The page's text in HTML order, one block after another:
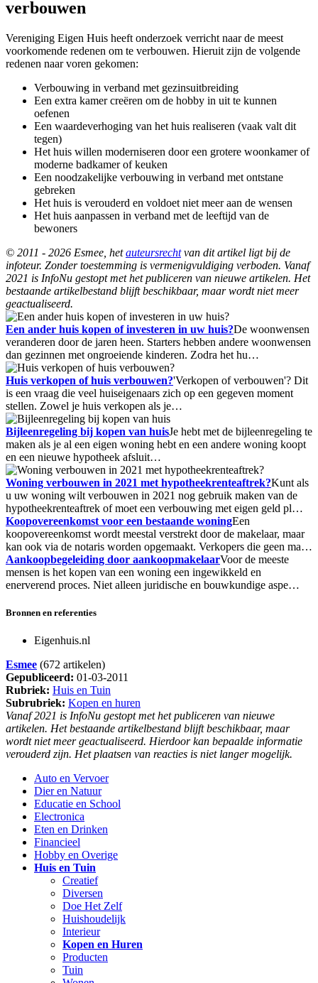
verbouwen
Vereniging Eigen Huis heeft onderzoek verricht naar de meest
voorkomende redenen om te verbouwen. Hieruit zijn de volgende
redenen naar voren gekomen:
Verbouwing in verband met gezinsuitbreiding
Een extra kamer creëren om de hobby in uit te kunnen
oefenen
Een waardeverhoging van het huis realiseren (vaak valt dit
tegen)
Het huis willen moderniseren door een grotere woonkamer of
moderne badkamer of keuken
Een noodzakelijke verbouwing in verband met ontstane
gebreken
Het huis is verouderd en voldoet niet meer aan de wensen
Het huis aanpassen in verband met de leeftijd van de
bewoners
© 2011 - 2026 Esmee, hetauteursrechtvan dit artikel ligt bij de
infoteur. Zonder toestemming is vermenigvuldiging verboden. Vanaf
2021 is InfoNu gestopt met het publiceren van nieuwe artikelen. Het
bestaande artikelbestand blijft beschikbaar, maar wordt niet meer
geactualiseerd.
Een ander huis kopen of investeren in uw huis?De woonwensen
veranderen door de jaren heen. Starters hebben andere woonwensen
dan gezinnen met ongroeiende kinderen. Zodra het hu…
Huis verkopen of huis verbouwen?'Verkopen of verbouwen'? Dit
is een vraag die veel huiseigenaars zich op een gegeven moment
stellen. Zowel je huis verkopen als je…
Bijleenregeling bij kopen van huisJe hebt met de bijleenregeling te
maken als je al een eigen woning hebt en een andere woning koopt
en een nieuwe hypotheek afsluit…
Woning verbouwen in 2021 met hypotheekrenteaftrek?Kunt als
u uw woning wilt verbouwen in 2021 nog gebruik maken van de
hypotheekrenteaftrek of moet een verbouwing met eigen geld pl…
Koopovereenkomst voor een bestaande woningEen
koopovereenkomst wordt meestal verstrekt door de makelaar, maar
kan ook via de notaris worden opgemaakt. Verkopers die geen ma…
Aankoopbegeleiding door aankoopmakelaarVoor de meeste
mensen is het kopen van een woning een ingewikkeld en
enerverend proces. Niet alleen juridische en bouwkundige aspe…
Bronnen en referenties
Eigenhuis.nl
Esmee (672 artikelen)
Gepubliceerd: 01-03-2011
Rubriek: Huis en Tuin
Subrubriek: Kopen en huren
Vanaf 2021 is InfoNu gestopt met het publiceren van nieuwe
artikelen. Het bestaande artikelbestand blijft beschikbaar, maar
wordt niet meer geactualiseerd. Hierdoor kan bepaalde informatie
verouderd zijn. Het plaatsen van reacties is niet langer mogelijk.
Auto en Vervoer
Dier en Natuur
Educatie en School
Electronica
Eten en Drinken
Financieel
Hobby en Overige
Huis en Tuin
Creatief
Diversen
Doe Het Zelf
Huishoudelijk
Interieur
Kopen en Huren
Producten
Tuin